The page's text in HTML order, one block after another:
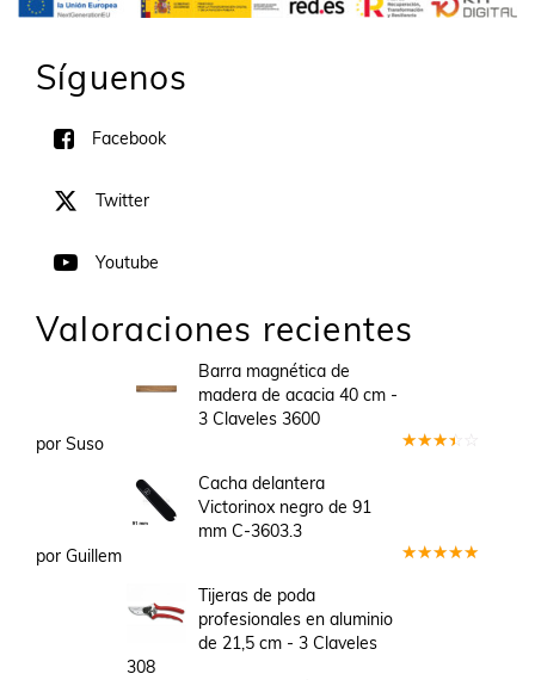
Síguenos
Facebook
Twitter
Youtube
Valoraciones recientes
Barra magnética de
madera de acacia 40 cm -
3 Claveles 3600
por Suso
Cacha delantera
Victorinox negro de 91
mm C-3603.3
por Guillem
Tijeras de poda
profesionales en aluminio
de 21,5 cm - 3 Claveles
308